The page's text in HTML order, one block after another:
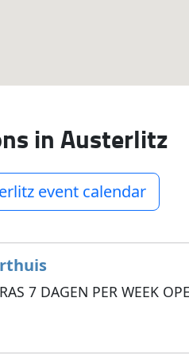
in Austerlitz
event calendar
7 DAGEN PER WEEK